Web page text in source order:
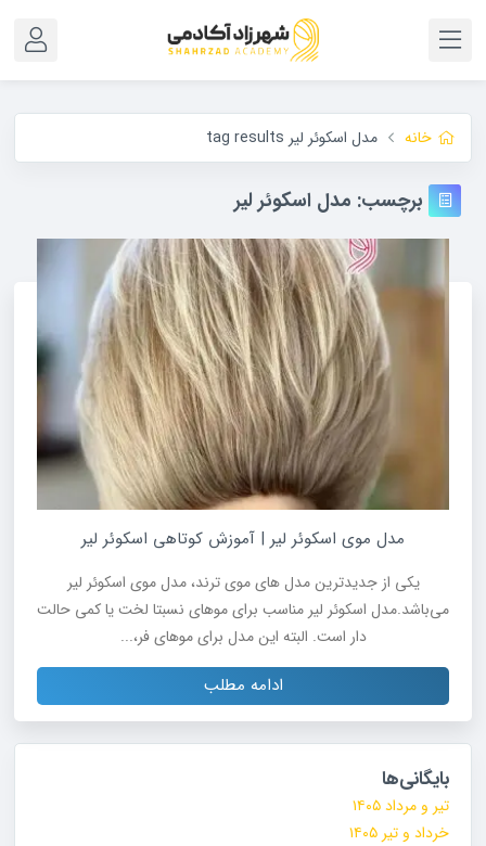
خانه مدل اسکوئر لیر tag results
برچسب: مدل اسکوئر لیر
مدل موی اسکوئر لیر | آموزش کوتاهی اسکوئر لیر
یکی از جدیدترین مدل های موی‌ ترند، مدل موی اسکوئر لیر
می‌باشد.مدل اسکوئر لیر مناسب برای موهای نسبتا لخت یا کمی حالت
دار است. البته این مدل برای موهای فر،...
ادامه مطلب
بایگانی‌ها
تیر و مرداد ۱۴۰۵
خرداد و تیر ۱۴۰۵